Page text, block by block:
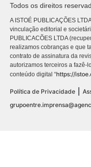
Todos os direitos
A ISTOÉ PUBLICAÇÕES
vinculação editorial e
PUBLICACÕES LTDA
realizamos cobranças e que
contrato de assinatura da
autorizamos terceiros a fazê-
conteúdo digital “https://
Política de Privacidade |